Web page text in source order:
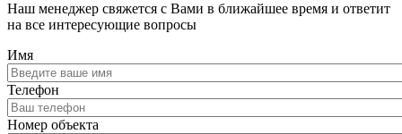
Наш менеджер свяжется с Вами в ближайшее время и ответит
на все интересующие вопросы
Имя
Телефон
Номер объекта